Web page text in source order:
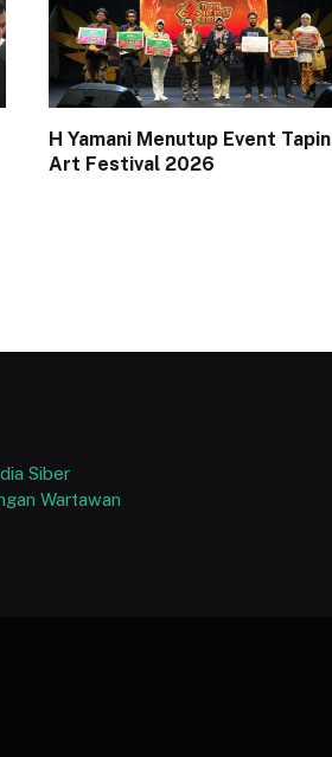
H Yamani Menutup Event Tapin
Art Festival 2026
Siber
Wartawan